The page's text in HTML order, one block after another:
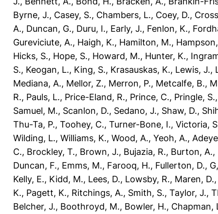
Byrne, J., Casey, S., Chambers, L., Coey, D.,
A., Duncan, G., Duru, I., Early, J., Fenlon, K.,
Gureviciute, A., Haigh, K., Hamilton, M.,
Hicks, S., Hope, S., Howard, M., Hunter, K.,
S., Keogan, L., King, S., Krasauskas, K., Lewis, J.,
Mediana, A., Mellor, Z., Merron, P., Metcalfe, B.,
R., Pauls, L., Price-Eland, R., Prince, C., Pringle, S.
Samuel, M., Scanlon, D., Sedano, J., Shaw, D.,
Thu-Ta, P., Toohey, C., Turner-Bone, I., Victoria,
Wilding, L., Williams, K., Wood, A., Yeoh, A.,
C., Brockley, T., Brown, J., Bujazia, R., Burton, A.,
Duncan, F., Emms, M., Farooq, H., Fullerton, D.,
Kelly, E., Kidd, M., Lees, D., Lowsby, R., Maren, D.
K., Pagett, K., Ritchings, A., Smith, S., Taylor, J.,
Belcher, J., Boothroyd, M., Bowler, H., Chapman,